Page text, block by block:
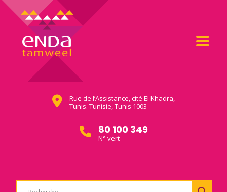
Rue de l’Assistance, cité El Khadra,
Tunis. Tunisie, Tunis 1003
80 100 349
N° vert